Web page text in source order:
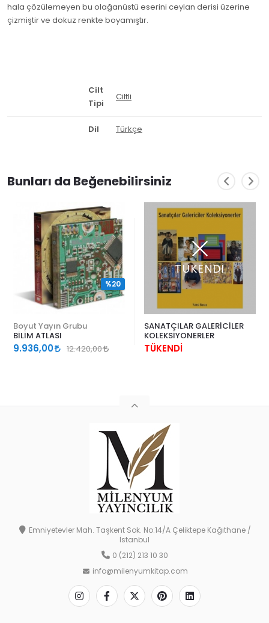
hala çözülemeyen bu olağanüstü eserini ceylan derisi üzerine
çizmiştir ve dokuz renkte boyamıştır.
Cilt
Tipi
Ciltli
Dil Türkçe
Bunları da Beğenebilirsiniz
Boyut Yayın Grubu
BİLİM ATLASI
9.936,00 12.420,00
%20
TÜKENDİ
SANATÇILAR GALERİCİLER
KOLEKSİYONERLER
TÜKENDİ
Emniyetevler Mah. Taşkent Sok. No:14/A Çeliktepe Kağıthane /
İstanbul
0 (212) 213 10 30
info@milenyumkitap.com